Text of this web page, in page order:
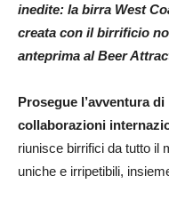
inedite: la birra West
creata con il birrificio
anteprima al Beer
Prosegue l’avventura
collaborazioni
riunisce birrifici da tutto il
uniche e irripetibili,